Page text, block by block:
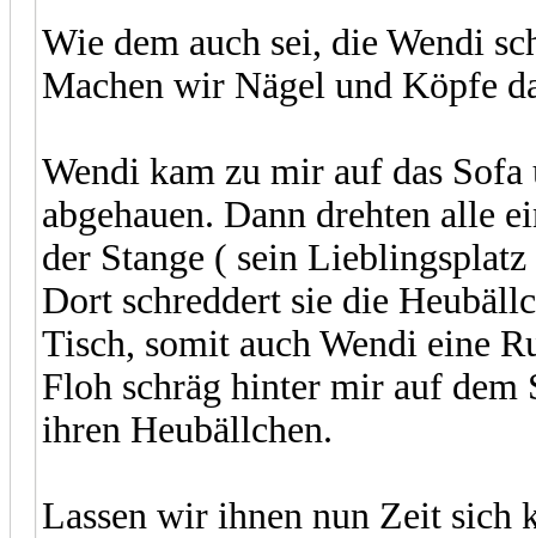
Wie dem auch sei, die Wendi
Machen wir Nägel und Köpfe
Wendi kam zu mir auf das
abgehauen. Dann drehten alle
der Stange ( sein
Dort schreddert sie die
Tisch, somit auch Wendi eine
Floh schräg hinter mir auf dem
ihren Heubällchen.
Lassen wir ihnen nun Zeit sich